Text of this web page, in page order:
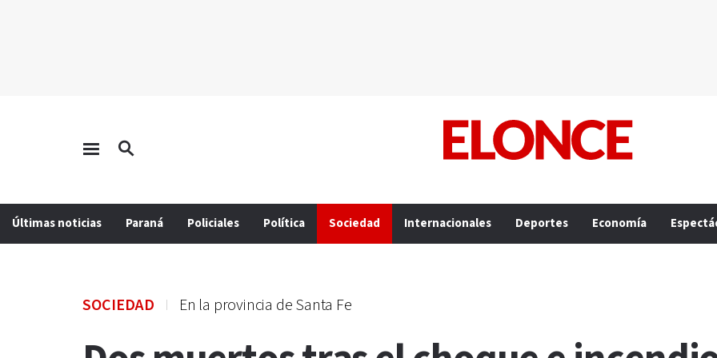
Últimas noticias Paraná Policiales Política Sociedad Internacionales Deportes Economía
SOCIEDAD En la provincia de Santa Fe